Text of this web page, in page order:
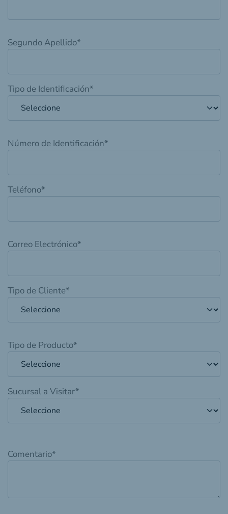
Segundo Apellido*
Tipo de Identificación*
Número de Identificación*
Teléfono*
Correo Electrónico*
Tipo de Cliente*
Tipo de Producto*
Sucursal a Visitar*
Comentario*